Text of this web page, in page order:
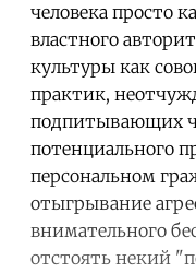
человека просто
властного
культуры как
практик,
подпитывающих
потенциального
персональном
отыгрывание
внимательного
отстоять некий